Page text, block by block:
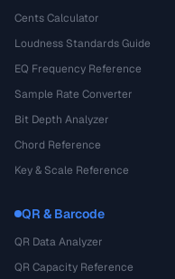
Cents Calculator
Loudness Standards Guide
EQ Frequency Reference
Sample Rate Converter
Bit Depth Analyzer
Chord Reference
Key & Scale Reference
QR & Barcode
QR Data Analyzer
QR Capacity Reference